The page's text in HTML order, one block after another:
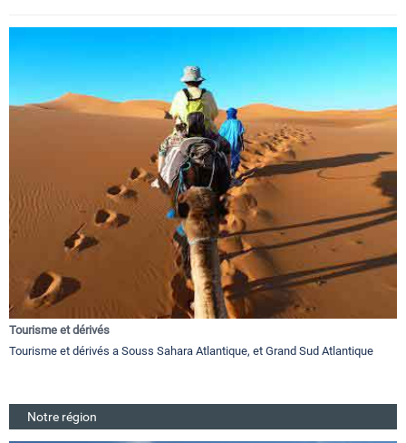
Tourisme et dérivés
Tourisme et dérivés a Souss Sahara Atlantique, et Grand Sud Atlantique
Notre région